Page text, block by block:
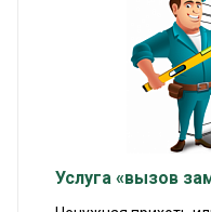
Услуга «вызов